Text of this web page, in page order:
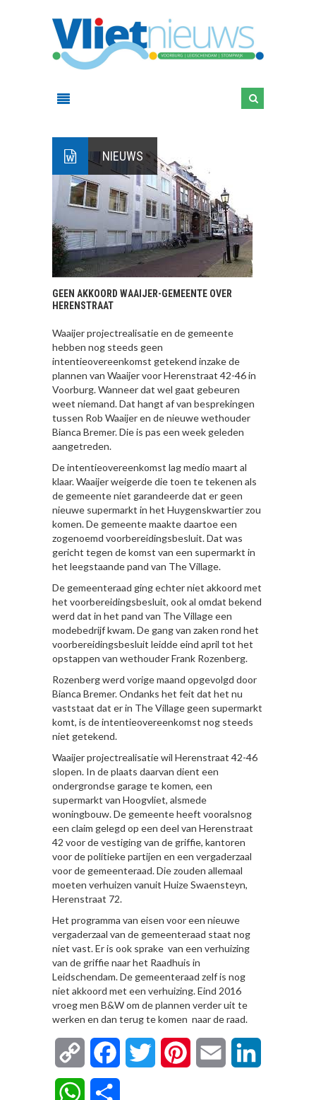
NIEUWS
GEEN AKKOORD WAAIJER-GEMEENTE OVER
HERENSTRAAT
Waaijer projectrealisatie en de gemeente
hebben nog steeds geen
intentieovereenkomst getekend inzake de
plannen van Waaijer voor Herenstraat 42-46 in
Voorburg. Wanneer dat wel gaat gebeuren
weet niemand. Dat hangt af van besprekingen
tussen Rob Waaijer en de nieuwe wethouder
Bianca Bremer. Die is pas een week geleden
aangetreden.
De intentieovereenkomst lag medio maart al
klaar. Waaijer weigerde die toen te tekenen als
de gemeente niet garandeerde dat er geen
nieuwe supermarkt in het Huygenskwartier zou
komen. De gemeente maakte daartoe een
zogenoemd voorbereidingsbesluit. Dat was
gericht tegen de komst van een supermarkt in
het leegstaande pand van The Village.
De gemeenteraad ging echter niet akkoord met
het voorbereidingsbesluit, ook al omdat bekend
werd dat in het pand van The Village een
modebedrijf kwam. De gang van zaken rond het
voorbereidingsbesluit leidde eind april tot het
opstappen van wethouder Frank Rozenberg.
Rozenberg werd vorige maand opgevolgd door
Bianca Bremer. Ondanks het feit dat het nu
vaststaat dat er in The Village geen supermarkt
komt, is de intentieovereenkomst nog steeds
niet getekend.
Waaijer projectrealisatie wil Herenstraat 42-46
slopen. In de plaats daarvan dient een
ondergrondse garage te komen, een
supermarkt van Hoogvliet, alsmede
woningbouw. De gemeente heeft vooralsnog
een claim gelegd op een deel van Herenstraat
42 voor de vestiging van de griffie, kantoren
voor de politieke partijen en een vergaderzaal
voor de gemeenteraad. Die zouden allemaal
moeten verhuizen vanuit Huize Swaensteyn,
Herenstraat 72.
Het programma van eisen voor een nieuwe
vergaderzaal van de gemeenteraad staat nog
niet vast. Er is ook sprake van een verhuizing
van de griffie naar het Raadhuis in
Leidschendam. De gemeenteraad zelf is nog
niet akkoord met een verhuizing. Eind 2016
vroeg men B&W om de plannen verder uit te
werken en dan terug te komen naar de raad.
Copy
Link
FacebookTwitter Pinterest Email
WhatsApp